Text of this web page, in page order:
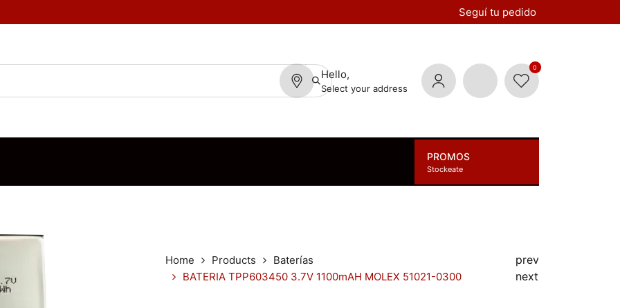
Seguí tu pedido
Hello,
Select your address
0
PROMOS
Stockeate
Home Products
Baterías
BATERIA TPP603450 3.7V 1100mAH MOLEX 51021-0300
prev
next